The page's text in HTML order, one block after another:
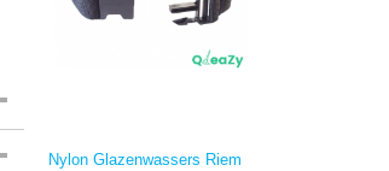
Nylon Glazenwassers Riem